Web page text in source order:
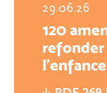
29.06.26
120
l'enfance